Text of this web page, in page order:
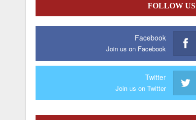
FOLLOW US
Facebook
Join us on Facebook
Twitter
Join us on Twitter